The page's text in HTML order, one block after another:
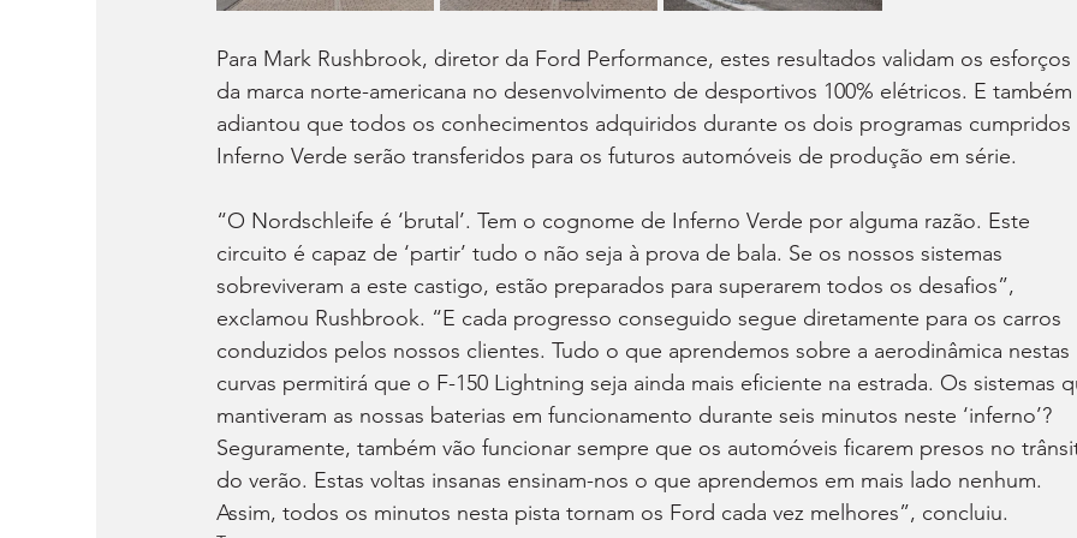
Para Mark Rushbrook, diretor da Ford Performance, estes resultados validam os esforços
da marca norte-americana no desenvolvimento de desportivos 100% elétricos. E também
adiantou que todos os conhecimentos adquiridos durante os dois programas cumpridos
Inferno Verde serão transferidos para os futuros automóveis de produção em série.
“O Nordschleife é ‘brutal’. Tem o cognome de Inferno Verde por alguma razão. Este
circuito é capaz de ‘partir’ tudo o não seja à prova de bala. Se os nossos sistemas
sobreviveram a este castigo, estão preparados para superarem todos os desafios”,
exclamou Rushbrook. “E cada progresso conseguido segue diretamente para os carros
conduzidos pelos nossos clientes. Tudo o que aprendemos sobre a aerodinâmica nestas
curvas permitirá que o F-150 Lightning seja ainda mais eficiente na estrada. Os sistemas
mantiveram as nossas baterias em funcionamento durante seis minutos neste ‘inferno’?
Seguramente, também vão funcionar sempre que os automóveis ficarem presos no
do verão. Estas voltas insanas ensinam-nos o que aprendemos em mais lado nenhum.
Assim, todos os minutos nesta pista tornam os Ford cada vez melhores”, concluiu.